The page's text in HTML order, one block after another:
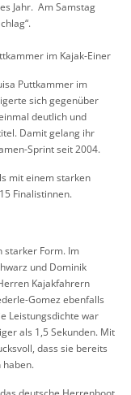
Jahr. Am Samstag
im Kajak-Einer
Puttkammer im
sich gegenüber
deutlich und
Damit gelang ihr
Sprint seit 2004.
mit einem starken
Finalistinnen.
starker Form. Im
und Dominik
Kajakfahrern
Gomez ebenfalls
Leistungsdichte war
als 1,5 Sekunden. Mit
dass sie bereits
haben.